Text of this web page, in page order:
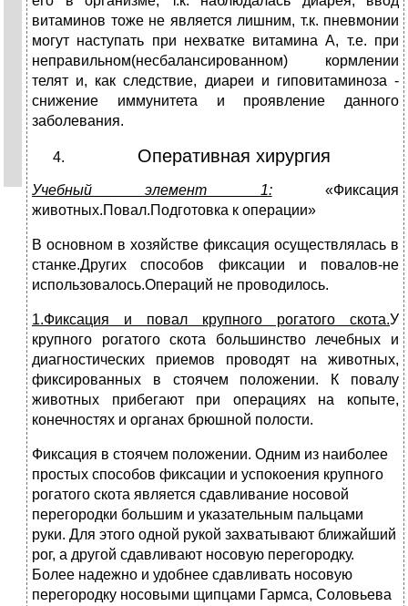
витаминов тоже не является лишним, т.к. пневмонии
могут наступать при нехватке витамина А, т.е. при
неправильном(несбалансированном) кормлении
телят и, как следствие, диареи и гиповитаминоза -
снижение иммунитета и проявление данного
заболевания.
Оперативная хирургия
Учебный элемент 1:«Фиксация
животных.Повал.Подготовка к операции»
В основном в хозяйстве фиксация осуществлялась в
станке.Других способов фиксации и повалов-не
использовалось.Операций не проводилось.
1.Фиксация и повал крупного рогатого скота.У
крупного рогатого скота большинство лечебных и
диагностических приемов проводят на животных,
фиксированных в стоячем положении. К повалу
животных прибегают при операциях на копыте,
конечностях и органах брюшной полости.
Фиксация в стоячем положении. Одним из наиболее
простых способов фиксации и успокоения крупного
рогатого скота является сдавливание носовой
перегородки большим и указательным пальцами
руки. Для этого одной рукой захватывают ближайший
рог, а другой сдавливают носовую перегородку.
Более надежно и удобнее сдавливать носовую
перегородку носовыми щипцами Гармса, Соловьева